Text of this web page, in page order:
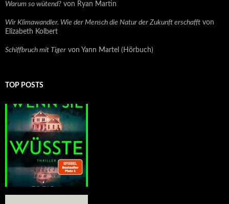
Warum so wütend? von Ryan Martin
Wir Klimawandler. Wie der Mensch die Natur der Zukunft erschafft von
Elizabeth Kolbert
Schiffbruch mit Tiger von Yann Martel (Hörbuch)
TOP POSTS